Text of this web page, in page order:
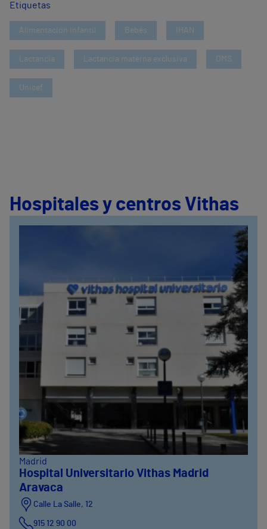
Etiquetas
Alimentación infantil Bebés IHAN
Lactancia Lactancia materna exclusiva OMS
Unicef
Hospitales y centros Vithas
Madrid
Hospital Universitario Vithas Madrid
Aravaca
Calle La Salle, 12
915 12 90 00